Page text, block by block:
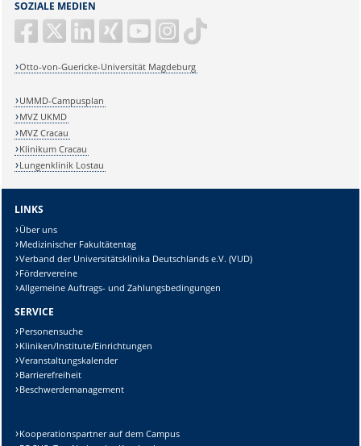
SOZIALE MEDIEN
Otto-von-Guericke-Universität Magdeburg
UMMD-Campusplan
MVZ UKMD
MVZ Cracau
Klinikum Cracau
Lungenklinik Lostau
LINKS
Über uns
Medizinischer Fakultätentag
Verband der Universitätsklinika Deutschlands e.V. (VUD)
Fördervereine
Allgemeine Auftrags- und Zahlungsbedingungen
SERVICE
Personensuche
Kliniken/Institute/Einrichtungen
Veranstaltungskalender
Barrierefreiheit
Beschwerdemanagement
Kooperationspartner auf dem Campus